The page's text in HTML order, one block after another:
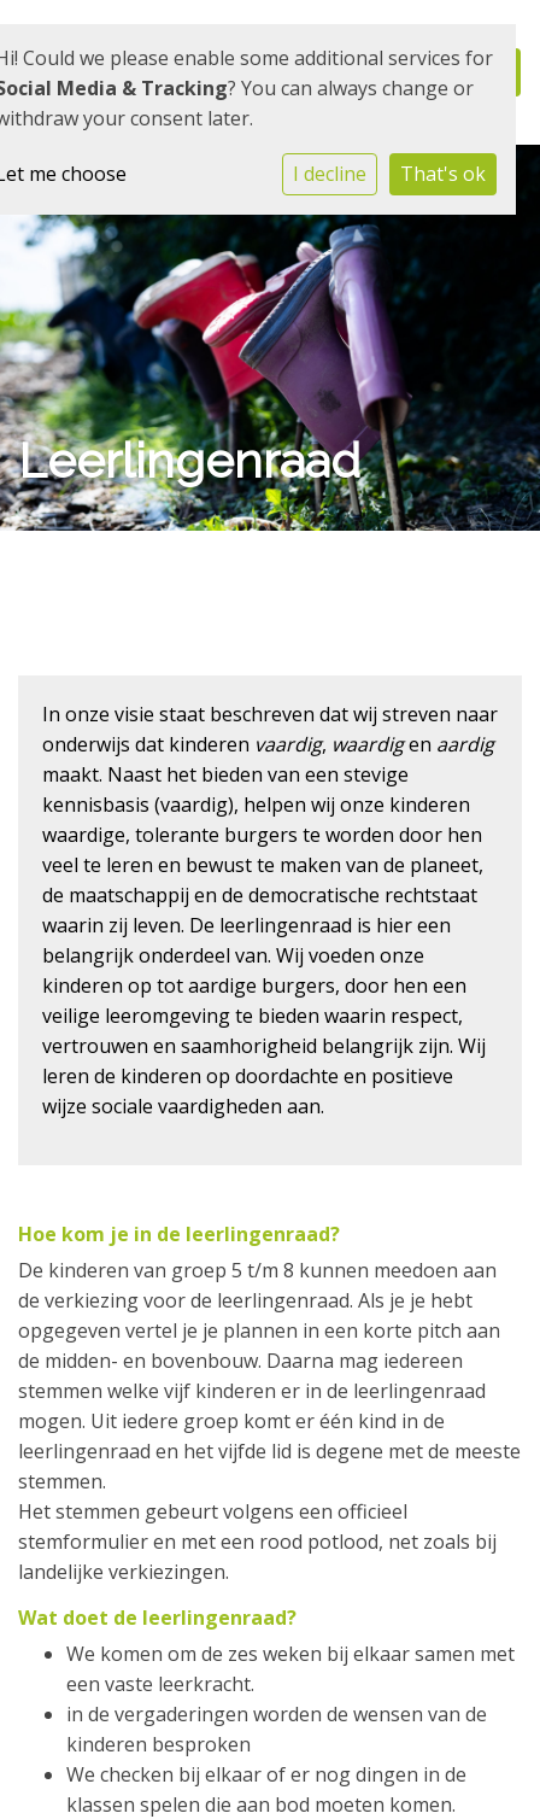
Leerlingenraad
In onze visie staat beschreven dat wij streven naar
onderwijs dat kinderen vaardig, waardigen aardig
maakt. Naast het bieden van een stevige
kennisbasis (vaardig), helpen wij onze kinderen
waardige, tolerante burgers te worden door hen
veel te leren en bewust te maken van de planeet,
de maatschappij en de democratische rechtstaat
waarin zij leven. De leerlingenraad is hier een
belangrijk onderdeel van. Wij voeden onze
kinderen op tot aardige burgers, door hen een
veilige leeromgeving te bieden waarin respect,
vertrouwen en saamhorigheid belangrijk zijn. Wij
leren de kinderen op doordachte en positieve
wijze sociale vaardigheden aan.
Hoe kom je in de leerlingenraad?
De kinderen van groep 5 t/m 8 kunnen meedoen aan
de verkiezing voor de leerlingenraad. Als je je hebt
opgegeven vertel je je plannen in een korte pitch aan
de midden- en bovenbouw. Daarna mag iedereen
stemmen welke vijf kinderen er in de leerlingenraad
mogen. Uit iedere groep komt er één kind in de
leerlingenraad en het vijfde lid is degene met de meeste
stemmen.
Het stemmen gebeurt volgens een officieel
stemformulier en met een rood potlood, net zoals bij
landelijke verkiezingen.
Wat doet de leerlingenraad?
We komen om de zes weken bij elkaar samen met
een vaste leerkracht.
in de vergaderingen worden de wensen van de
kinderen besproken
We checken bij elkaar of er nog dingen in de
klassen spelen die aan bod moeten komen.
Could we please enable some additional services for
Media & Tracking? You can always change or
your consent later.
me choose I decline That's ok